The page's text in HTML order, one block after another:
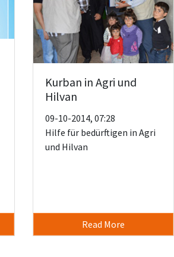
Kurban in Agri und
Hilvan
09-10-2014, 07:28
Hilfe für bedürftigen in Agri
und Hilvan
Read More